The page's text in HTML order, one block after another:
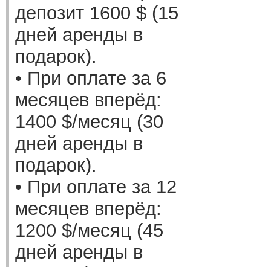
депозит 1600 $ (15
дней аренды в
подарок).
• При оплате за 6
месяцев вперёд:
1400 $/месяц (30
дней аренды в
подарок).
• При оплате за 12
месяцев вперёд:
1200 $/месяц (45
дней аренды в